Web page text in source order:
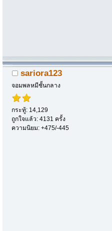
sariora123
จอมพลหมีชั้นกลาง
กระทู้: 14,129
ถูกใจแล้ว: 4131 ครั้ง
ความนิยม: +475/-445